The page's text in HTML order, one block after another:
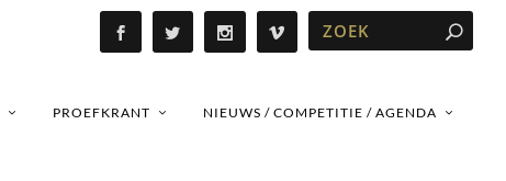
PROEFKRANT NIEUWS / COMPETITIE / AGENDA